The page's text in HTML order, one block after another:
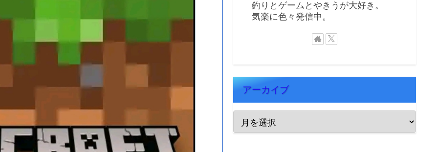
釣りとゲームとやきうが大好き。
気楽に色々発信中。
アーカイブ